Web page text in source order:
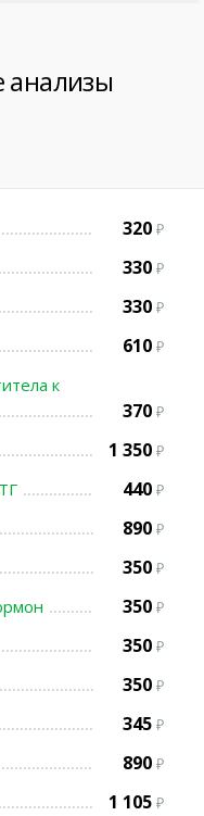
анализы
320
330
330
610
к
370
1 350
440
890
350
350
350
350
345
890
1 105